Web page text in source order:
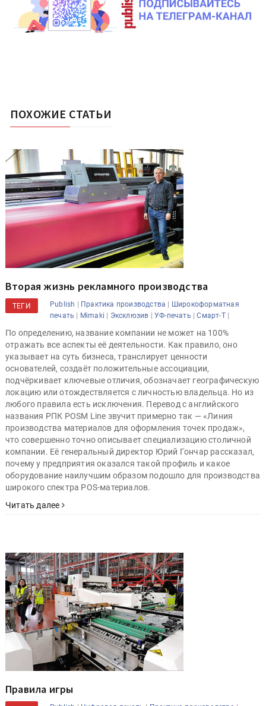
ПОХОЖИЕ СТАТЬИ
Вторая жизнь рекламного производства
ТЕГИ Publish | Практика производства | Широкоформатная
печать | Mimaki | Эксклюзив |УФ-печать |Смарт-Т|
По определению, название компании не может на 100%
отражать все аспекты её деятельности. Как правило, оно
указывает на суть бизнеса, транслирует ценности
основателей, создаёт положительные ассоциации,
подчёркивает ключевые отличия, обозначает географическую
локацию или отождествляется с личностью владельца. Но из
любого правила есть исключения. Перевод с английского
названия РПК POSM Line звучит примерно так — «Линия
производства материалов для оформления точек продаж»,
что совершенно точно описывает специализацию столичной
компании. Её генеральный директор Юрий Гончар рассказал,
почему у предприятия оказался такой профиль и какое
оборудование наилучшим образом подошло для производства
широкого спектра POS-материалов.
Читать далее
Правила игры